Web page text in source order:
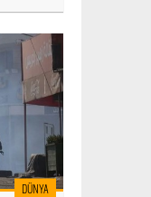
DÜNYA